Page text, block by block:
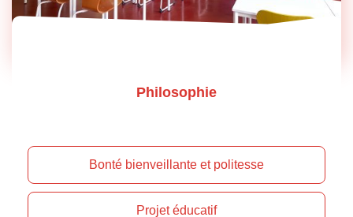
Philosophie
Bonté bienveillante et politesse
Projet éducatif